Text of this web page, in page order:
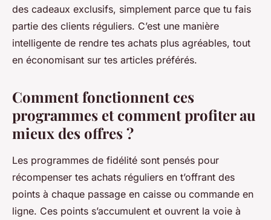
des cadeaux exclusifs, simplement parce que tu fais
partie des clients réguliers. C’est une manière
intelligente de rendre tes achats plus agréables, tout
en économisant sur tes articles préférés.
Comment fonctionnent ces
programmes et comment profiter au
mieux des offres ?
Les programmes de fidélité sont pensés pour
récompenser tes achats réguliers en t’offrant des
points à chaque passage en caisse ou commande en
ligne. Ces points s’accumulent et ouvrent la voie à